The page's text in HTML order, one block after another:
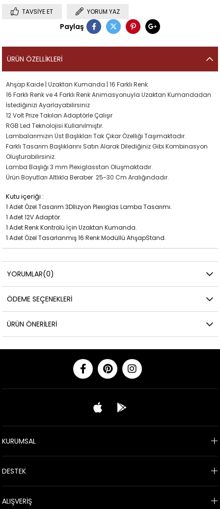
TAVSIYE ET YORUM YAZ
Paylaş
ÜRÜN ÖZELLIKLERI
Ahşap Kaide | Uzaktan Kumanda | 16 Farklı Renk
16 Farklı Renk ve 4 Farklı Renk Animasyonuyla Uzaktan Kumandadan
İstediğinizi Ayarlayabilirsiniz
12 Volt Prize Takılan Adaptörle Çalışır
RGB Led Teknolojisi Kullanılmıştır.
Lambalarımızın Üst Başlıkları Tak Çıkar Özelliği Taşımaktadır.
Farklı Tasarım Başlıklarını Satın Alarak Dilediğiniz Gibi Kombinasyon
Oluşturabilirsiniz.
Lamba Başlığı 3 mm Plexiglasstan Oluşmaktadır.
Ürün Boyutları Altlıkla Beraber 25-30 Cm Aralığındadır.
Kutu içeriği :
1 Adet Özel Tasarım 3Dİlizyon Plexiglas Lamba Tasarımı.
1 Adet 12V Adaptör.
1 Adet Renk Kontrolü İçin Uzaktan Kumanda.
1 Adet Özel Tasarlanmış 16 Renk Modüllü AhşapStand.
YORUMLAR(0)
ÖDEME SEÇENEKLERI
ÜRÜN ÖNERILERI
KURUMSAL
DESTEK
ALIŞVERİŞ